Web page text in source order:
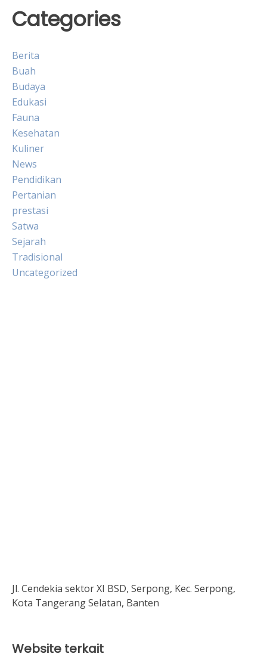
Categories
Berita
Buah
Budaya
Edukasi
Fauna
Kesehatan
Kuliner
News
Pendidikan
Pertanian
prestasi
Satwa
Sejarah
Tradisional
Uncategorized
Jl. Cendekia sektor XI BSD, Serpong, Kec. Serpong,
Kota Tangerang Selatan, Banten
Website terkait